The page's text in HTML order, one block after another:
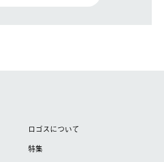
ロゴスについて
特集